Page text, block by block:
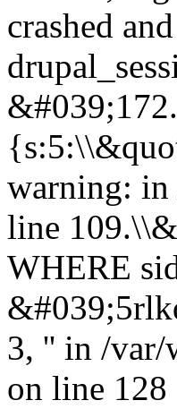
crashed
warning: in
line
WHERE
3, '' in /var/
on line 128